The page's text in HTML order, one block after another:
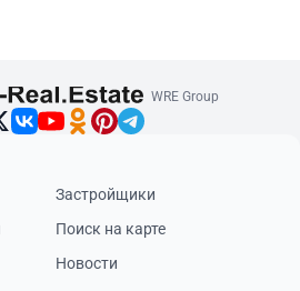
WRE Group
Застройщики
Поиск на карте
Новости